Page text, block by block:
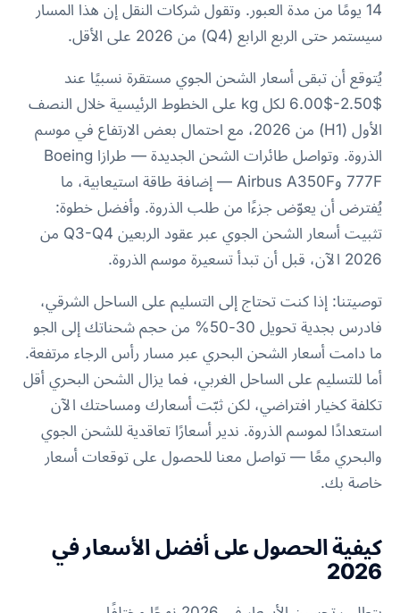
14 يومًا من مدة العبور. وتقول شركات النقل إن هذا المسار
سيستمر حتى الربع الرابع (Q4) من 2026 على الأقل.
يُتوقع أن تبقى أسعار الشحن الجوي مستقرة نسبيًا عند
$2.50-$6.00 لكل kg على الخطوط الرئيسية خلال النصف
الأول (H1) من 2026، مع احتمال بعض الارتفاع في موسم
الذروة. وتواصل طائرات الشحن الجديدة — طرازا Boeing
777F وAirbus A350F — إضافة طاقة استيعابية، ما
يُفترض أن يعوّض جزءًا من طلب الذروة. وأفضل خطوة:
تثبيت أسعار الشحن الجوي عبر عقود الربعين Q3-Q4 من
2026 الآن، قبل أن تبدأ تسعيرة موسم الذروة.
توصيتنا: إذا كنت تحتاج إلى التسليم على الساحل الشرقي،
فادرس بجدية تحويل 30-50% من حجم شحناتك إلى الجو
ما دامت أسعار الشحن البحري عبر مسار رأس الرجاء مرتفعة.
أما للتسليم على الساحل الغربي، فما يزال الشحن البحري أقل
تكلفة كخيار افتراضي، لكن ثبّت أسعارك ومساحتك الآن
استعدادًا لموسم الذروة. ندير أسعارًا تعاقدية للشحن الجوي
والبحري معًا — تواصل معنا للحصول على توقعات أسعار
خاصة بك.
كيفية الحصول على أفضل الأسعار في
2026